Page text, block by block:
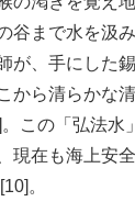
谷まで水を汲
が、手にした
から清らかな
この「弘法水
現在も海上安
。